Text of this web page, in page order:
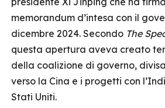
memorandum d’intesa con il
dicembre 2024. Secondo The
questa apertura aveva creato
della coalizione di governo,
verso la Cina e i progetti con
Stati Uniti.